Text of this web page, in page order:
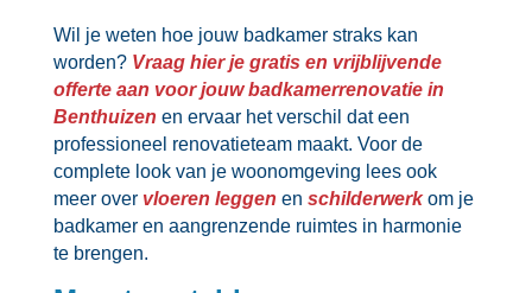
Wil je weten hoe jouw badkamer straks kan
worden? Vraag hier je gratis en vrijblijvende
offerte aan voor jouw badkamerrenovatie in
Benthuizen en ervaar het verschil dat een
professioneel renovatieteam maakt.​ Voor de
complete look van je woonomgeving lees ook
meer over vloeren leggen en schilderwerkom je
badkamer en aangrenzende ruimtes in harmonie
te brengen.​